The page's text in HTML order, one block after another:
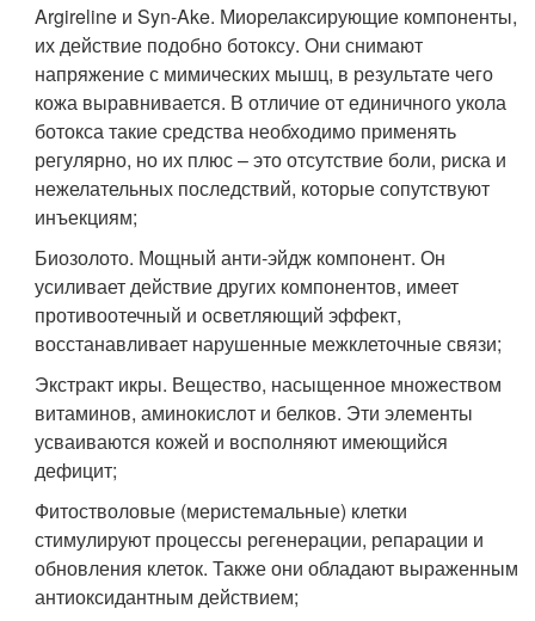
Argireline и Syn-Ake. Миорелаксирующие компоненты,
их действие подобно ботоксу. Они снимают
напряжение с мимических мышц, в результате чего
кожа выравнивается. В отличие от единичного укола
ботокса такие средства необходимо применять
регулярно, но их плюс – это отсутствие боли, риска и
нежелательных последствий, которые сопутствуют
инъекциям;
Биозолото. Мощный анти-эйдж компонент. Он
усиливает действие других компонентов, имеет
противоотечный и осветляющий эффект,
восстанавливает нарушенные межклеточные связи;
Экстракт икры. Вещество, насыщенное множеством
витаминов, аминокислот и белков. Эти элементы
усваиваются кожей и восполняют имеющийся
дефицит;
Фитостволовые (меристемальные) клетки
стимулируют процессы регенерации, репарации и
обновления клеток. Также они обладают выраженным
антиоксидантным действием;